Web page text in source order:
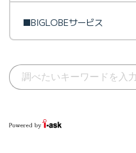
■BIGLOBEサービス